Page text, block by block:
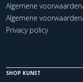
Algemene
Algemene
Privacy policy
SHOP KUNST